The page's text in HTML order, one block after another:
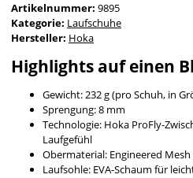
Artikelnummer: 9895
Kategorie: Laufschuhe
Hersteller: Hoka
Highlights auf einen
Gewicht: 232 g (pro Schuh, in
Sprengung: 8 mm
Technologie: Hoka ProFly-
Laufgefühl
Obermaterial: Engineered
Laufsohle: EVA-Schaum für